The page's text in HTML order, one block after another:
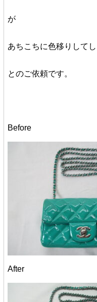
が
あちこちに色移りして
とのご依頼です。
Before
After